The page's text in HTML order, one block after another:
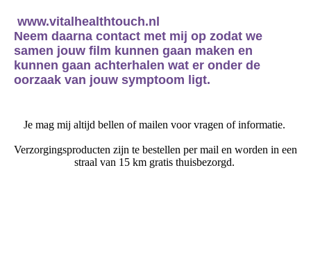
www.vitalhealthtouch.nl
Neem daarna contact met mij op zodat we
samen jouw film kunnen gaan maken en
kunnen gaan achterhalen wat er onder de
oorzaak van jouw symptoom ligt.
Je mag mij altijd bellen of mailen voor vragen of informatie.
Verzorgingsproducten zijn te bestellen per mail en worden in een
straal van 15 km gratis thuisbezorgd.